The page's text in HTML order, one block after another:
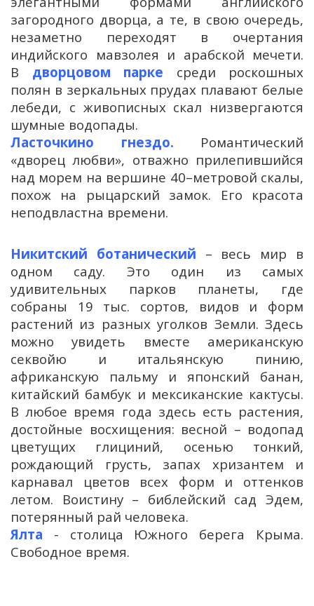
загородного дворца, а те, в свою очередь,
незаметно переходят в очертания
индийского мавзолея и арабской мечети.
В дворцовом парке
среди роскошных
полян в зеркальных прудах плавают белые
лебеди, с живописных скал низвергаются
шумные водопады.
Ласточкино гнездо. Романтический
«дворец любви», отважно прилепившийся
над морем на вершине 40–метровой скалы,
похож на рыцарский замок. Его красота
неподвластна времени.
Никитский ботанический – весь мир в
одном саду. Это один из самых
удивительных парков планеты, где
собраны 19 тыс. сортов, видов и форм
растений из разных уголков Земли. Здесь
можно увидеть вместе американскую
секвойю и итальянскую пинию,
африканскую пальму и японский банан,
китайский бамбук и мексиканские кактусы.
В любое время года здесь есть растения,
достойные восхищения: весной – водопад
цветущих глициний, осенью тонкий,
рождающий грусть, запах хризантем и
карнавал цветов всех форм и оттенков
летом. Воистину – библейский сад Эдем,
потерянный рай человека.
Ялта
- столица Южного берега Крыма.
Свободное время.